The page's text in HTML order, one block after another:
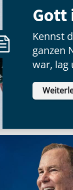
Gott
Kennst
ganzen
war, lag